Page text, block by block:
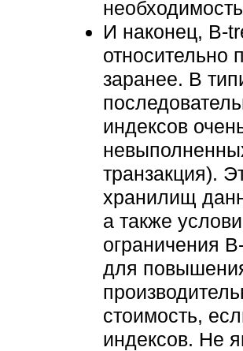
И наконец, B-
относительно
заранее. В
индексов
транзакция).
хранилищ
а также
ограничения
для
стоимость,
индексов. Не